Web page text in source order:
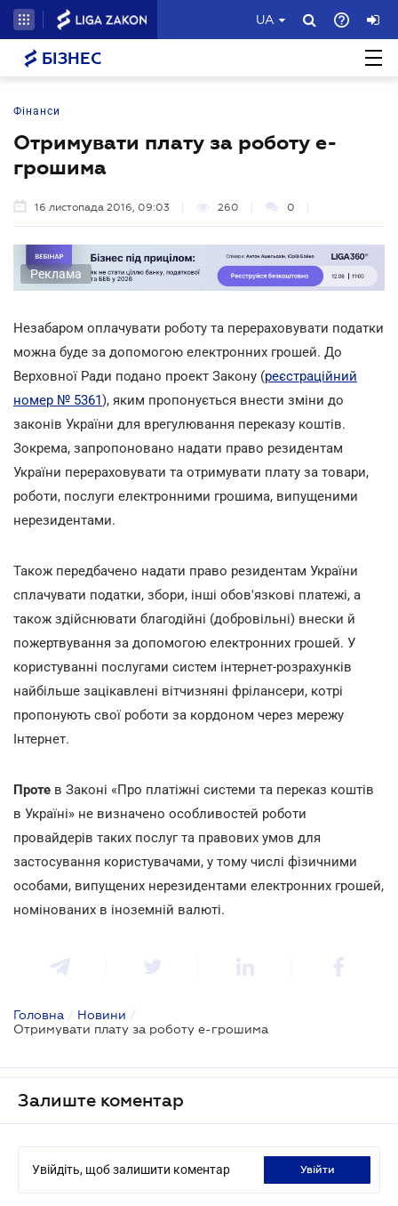
UA
БІЗНЕС
Фінанси
Отримувати плату за роботу е-
грошима
16 листопада 2016, 09:03 260 0
Реклама
Незабаром оплачувати роботу та перераховувати податки
можна буде за допомогою електронних грошей. До
Верховної Ради подано проект Закону (реєстраційний
номер № 5361), яким пропонується внести зміни до
законів України для врегулювання переказу коштів.
Зокрема, запропоновано надати право резидентам
України перераховувати та отримувати плату за товари,
роботи, послуги електронними грошима, випущеними
нерезидентами.
Також передбачено надати право резидентам України
сплачувати податки, збори, інші обов'язкові платежі, а
також здійснювати благодійні (добровільні) внески й
пожертвування за допомогою електронних грошей. У
користуванні послугами систем інтернет-розрахунків
найбільше зацікавлені вітчизняні фрілансери, котрі
пропонують свої роботи за кордоном через мережу
Інтернет.
Проте в Законі «Про платіжні системи та переказ коштів
в Україні» не визначено особливостей роботи
провайдерів таких послуг та правових умов для
застосування користувачами, у тому числі фізичними
особами, випущених нерезидентами електронних грошей,
номінованих в іноземній валюті.
Головна / Новини /
Отримувати плату за роботу е-грошима
Залиште коментар
Увійдіть, щоб залишити коментар увійти